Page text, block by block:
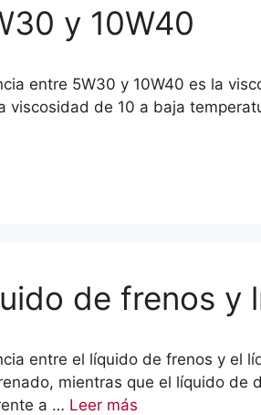
y 10W40
entre 5W30 y 10W40 es la
viscosidad de 10 a baja
de frenos
entre el líquido de frenos y el
mientras que el líquido
a … Leer más